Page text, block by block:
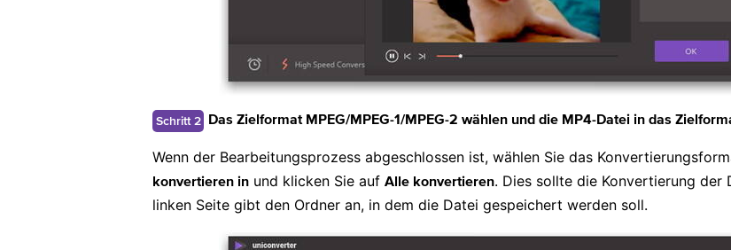
Schritt 2 Das Zielformat MPEG/MPEG-1/MPEG-2 wählen und die MP4-Datei in das
Wenn der Bearbeitungsprozess abgeschlossen ist, wählen Sie das
konvertieren in und klicken Sie auf Alle konvertieren. Dies sollte die Konvertierung der
linken Seite gibt den Ordner an, in dem die Datei gespeichert werden soll.